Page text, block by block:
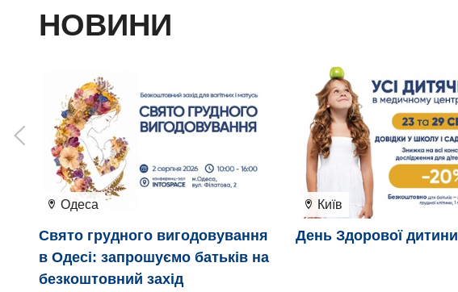
НОВИНИ
Одеса
Свято грудного вигодовування
в Одесі: запрошуємо батьків на
безкоштовний захід
Київ
День Здорової дитини